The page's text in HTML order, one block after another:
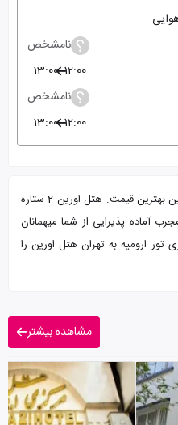
نامشخص
12:00
13:00
نامشخص
12:00
13:00
تور تهران از ارومیه هتل اورین با تضمین بهترین قیمت. هتل اورین 2 ستاره
آماده پذیرایی از شما میهمانان
ارومیه به تهران هتل اورین را
مشاهده بیشتر